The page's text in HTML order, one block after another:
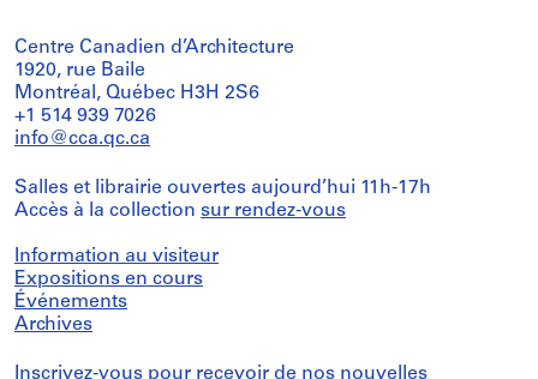
Centre Canadien d’Architecture
1920, rue Baile
Montréal, Québec H3H 2S6
+1 514 939 7026
info@cca.qc.ca
Salles et librairie ouvertes aujourd’hui 11h-17h
Accès à la collection sur rendez-vous
Information au visiteur
Expositions en cours
Événements
Archives
Inscrivez-vous pour recevoir de nos nouvelles